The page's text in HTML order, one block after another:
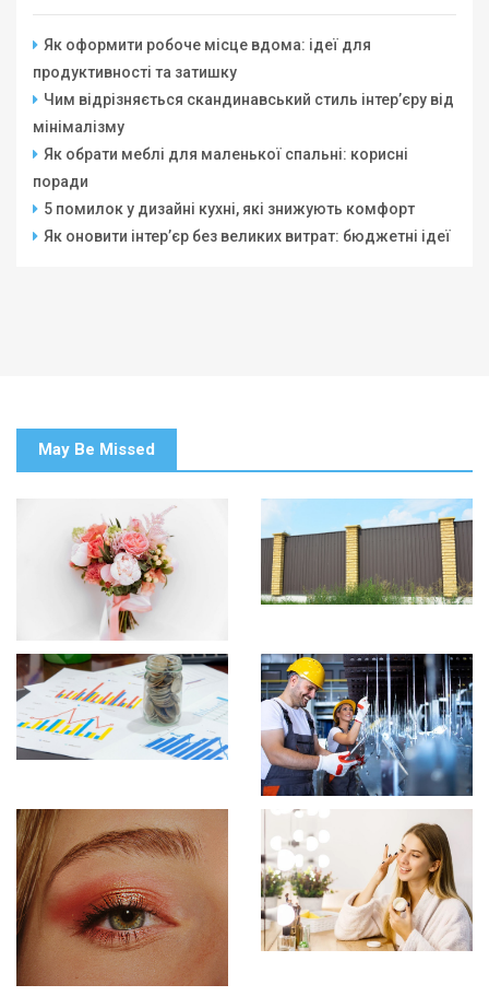
Як оформити робоче місце вдома: ідеї для
продуктивності та затишку
Чим відрізняється скандинавський стиль інтер’єру від
мінімалізму
Як обрати меблі для маленької спальні: корисні
поради
5 помилок у дизайні кухні, які знижують комфорт
Як оновити інтер’єр без великих витрат: бюджетні ідеї
May Be Missed